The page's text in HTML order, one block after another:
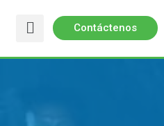
Contáctenos